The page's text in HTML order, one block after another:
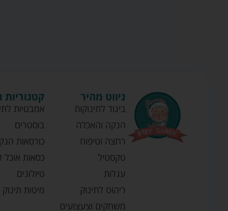
ניווט מהיר
ביגוד לתינוקות
הנקה והאכלה
רחצה וטיפוח
טקסטיל
עגלות
ריהוט לתינוק
משחקים וצעצועים
אמבטיות
בוסטרים
כורסאות
כסאות אוכל
טיולונים
מיטות תינוק